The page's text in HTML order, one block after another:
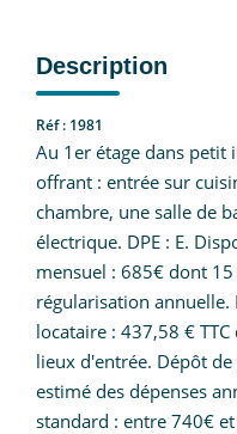
Description
Réf : 1981
Au 1er étage dans petit
offrant : entrée sur
chambre, une salle de
électrique. DPE : E.
mensuel : 685€ dont
régularisation annuelle.
locataire : 437,58 €
lieux d'entrée. Dépôt
estimé des dépenses
standard : entre 740€